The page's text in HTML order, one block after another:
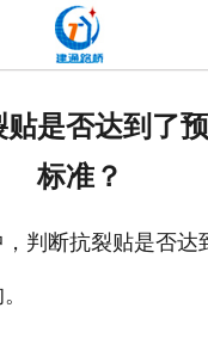
是否达到了
标准？
断抗裂贴是否达